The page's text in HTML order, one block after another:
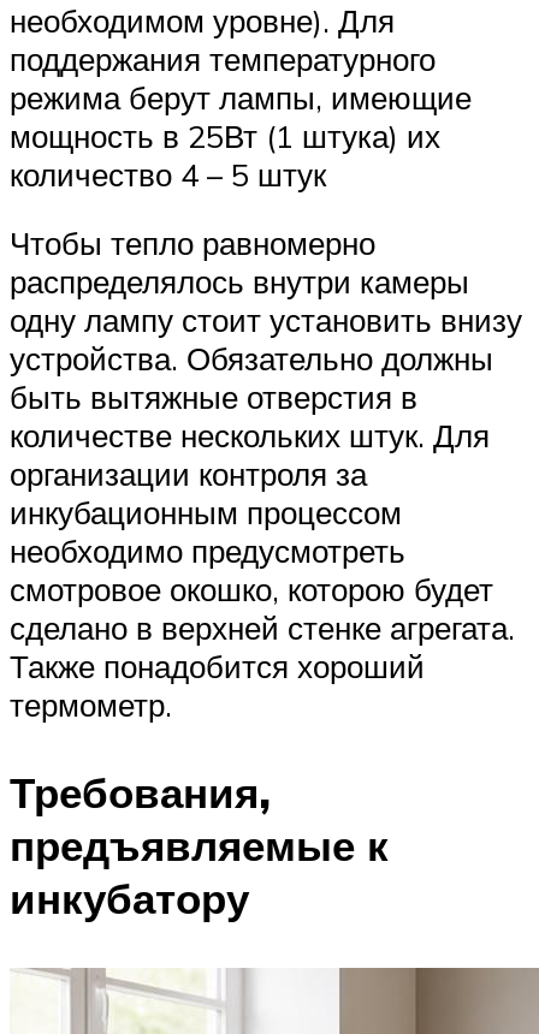
необходимом уровне). Для
поддержания температурного
режима берут лампы, имеющие
мощность в 25Вт (1 штука) их
количество 4 – 5 штук
Чтобы тепло равномерно
распределялось внутри камеры
одну лампу стоит установить внизу
устройства. Обязательно должны
быть вытяжные отверстия в
количестве нескольких штук. Для
организации контроля за
инкубационным процессом
необходимо предусмотреть
смотровое окошко, которою будет
сделано в верхней стенке агрегата.
Также понадобится хороший
термометр.
Требования,
предъявляемые к
инкубатору